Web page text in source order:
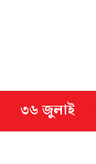
৩৬ জুলাই